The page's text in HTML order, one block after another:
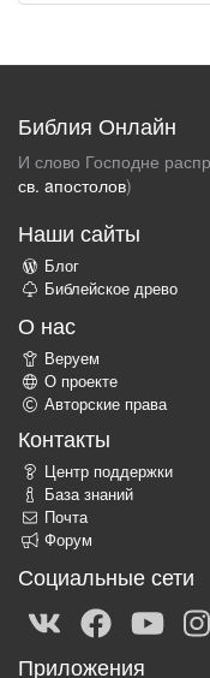
Библия Онлайн
И слово Господне
св. aпостолов)
Наши сайты
Блог
Библейское древо
О нас
Веруем
О проекте
Авторские права
Контакты
Центр поддержки
База знаний
Почта
Форум
Социальные сети
Приложения